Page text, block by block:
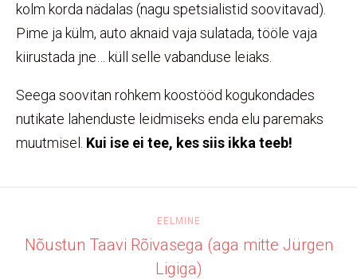
kolm korda nädalas (nagu spetsialistid soovitavad).
Pime ja külm, auto aknaid vaja sulatada, tööle vaja
kiirustada jne… küll selle vabanduse leiaks.
Seega soovitan rohkem koostööd kogukondades
nutikate lahenduste leidmiseks enda elu paremaks
muutmisel. Kui ise ei tee, kes siis ikka teeb!
EELMINE
Nõustun Taavi Rõivasega (aga mitte Jürgen
Ligiga)